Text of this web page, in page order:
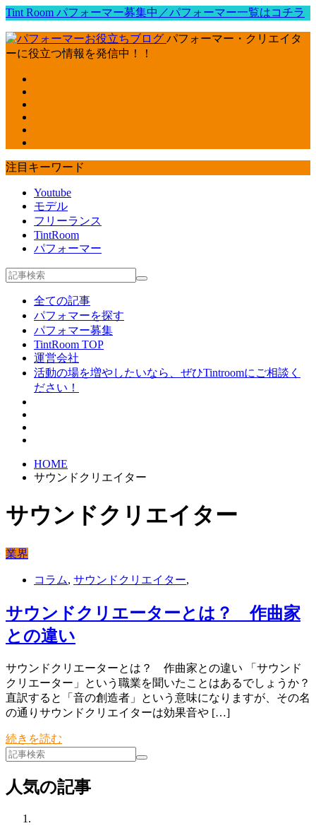
Tint Room パフォーマー募集中／パフォーマー一覧はコチラ
パフォーマー・クリエイタ
ーに役立つ情報を発信中！！
注目キーワード
Youtube
モデル
フリーランス
TintRoom
パフォーマー
全ての記事
パフォマーを探す
パフォマー募集
TintRoom TOP
運営会社
活動の場を増やしたいなら、ぜひTintroomにご相談く
ださい！
HOME
サウンドクリエイター
サウンドクリエイター
業界
コラム, サウンドクリエイター,
サウンドクリエーターとは？ 作曲家
との違い
サウンドクリエーターとは？ 作曲家との違い 「サウンド
クリエーター」という職業を聞いたことはあるでしょうか？
直訳すると「音の創造者」という意味になりますが、その名
の通りサウンドクリエイターは効果音や […]
続きを読む
人気の記事